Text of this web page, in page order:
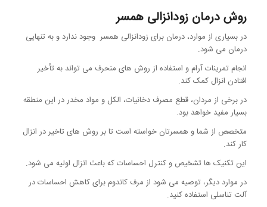
روش درمان زودانزالی همسر
در بسیاری از موارد، درمان برای زودانزالی همسر وجود ندارد و به تنهایی
درمان می شود.
انجام تمرینات آرام و استفاده از روش های منحرف می تواند به تأخیر
افتادن انزال کمک کند.
در برخی از مردان، قطع مصرف دخانیات، الکل و مواد مخدر در این منطقه
بسیار مفید خواهد بود.
متخصص از شما و همسرتان خواسته است تا بر روش های تاخیر در انزال
کار کند.
این تکنیک ها تشخیص و کنترل احساسات که باعث انزال اولیه می شود.
در موارد دیگر، توصیه می شود از مرف کاندوم برای کاهش احساسات در
آلت تناسلی استفاده کنید.